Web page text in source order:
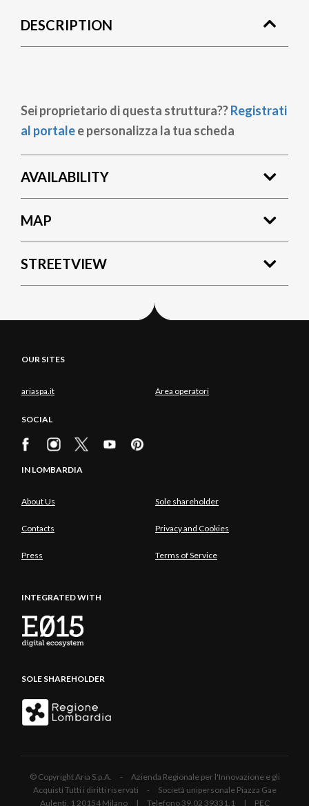
DESCRIPTION
Sei proprietario di questa struttura??Registrati
al portalee personalizza la tua scheda
AVAILABILITY
MAP
STREETVIEW
OUR SITES
ariaspa.it Area operatori
SOCIAL
IN LOMBARDIA
About Us Sole shareholder
Contacts Privacy and Cookies
Press Terms of Service
INTEGRATED WITH
SOLE SHAREHOLDER
© Copyright Aria S.p.A. - Azienda Regionale per l'Innovazione e gli
Acquisti Tutti i diritti riservati - Società unipersonale Piazza Gae
Aulenti, 1 20154 Milano | Telefono 39.02 39331.1 | PEC